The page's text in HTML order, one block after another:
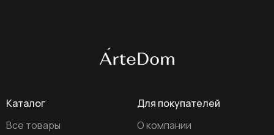
Для покупателей
О компании
Каталог
Все товары